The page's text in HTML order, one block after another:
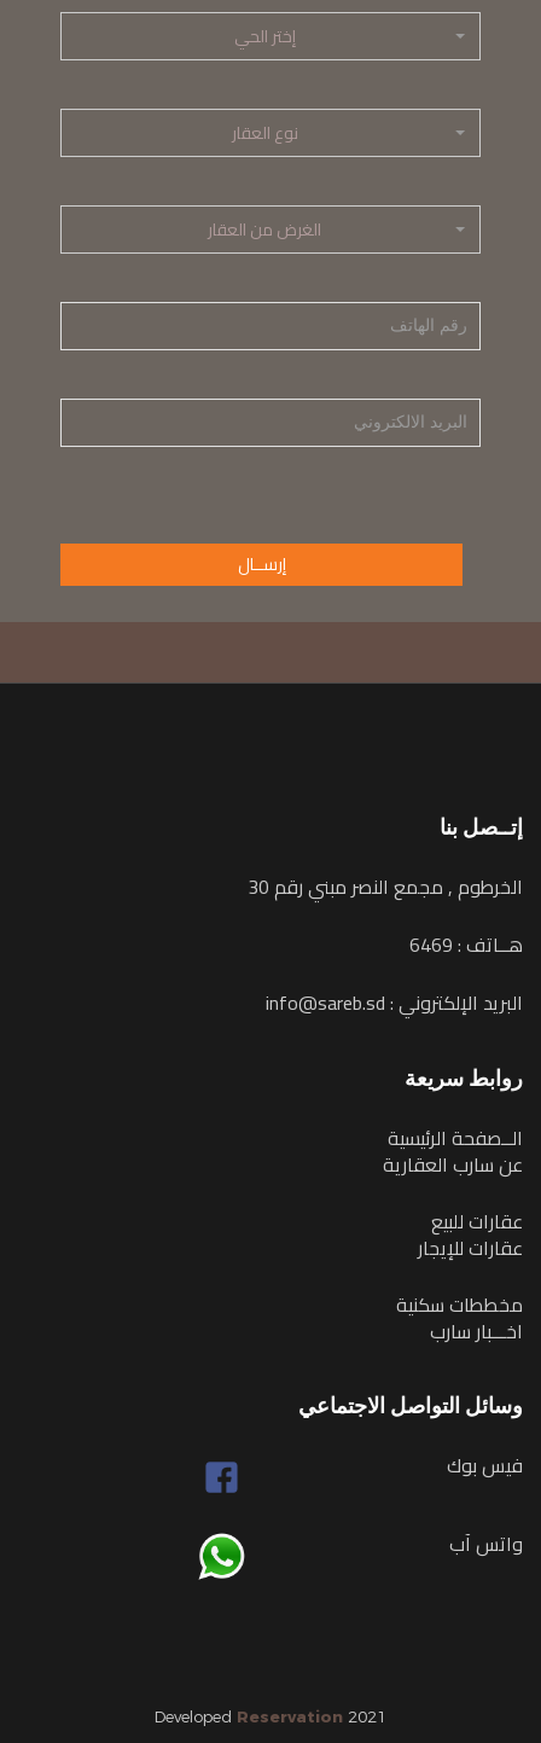
إختر الحي
نوع العقار
الغرض من العقار
إتــصل بنا
الخرطوم , مجمع النصر مبني رقم 30
هــاتف : 6469
البريد الإلكتروني : info@sareb.sd
روابط سريعة
الــصفحة الرئيسية
عن سارب العقارية
عقارات للبيع
عقارات للإيجار
مخططات سكنية
اخـــبار سارب
وسائل التواصل الاجتماعي
فيس بوك
واتس آب
Developed Reservation 2021